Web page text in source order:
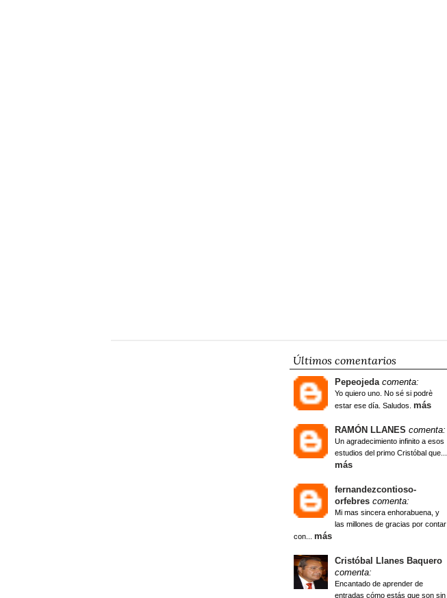
Últimos comentarios
Pepeojeda comenta:
Yo quiero uno. No sé si podrè
estar ese día. Saludos. más
RAMÓN LLANES comenta:
Un agradecimiento infinito a esos
estudios del primo Cristóbal que...
más
fernandezcontioso-
orfebres comenta:
Mi mas sincera enhorabuena, y
las millones de gracias por contar
con... más
Cristóbal Llanes Baquero
comenta:
Encantado de aprender de
entradas cómo estás que son sin